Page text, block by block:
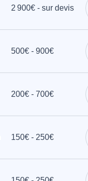
2 900€ - sur devis
500€ - 900€
200€ - 700€
150€ - 250€